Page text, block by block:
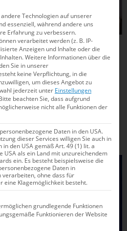
So viel kosten die
in Singapur im Sommer
mit über 2.500 Athleten
hier alle
lerne auch...
Technologien auf unserer
essenziell, während andere uns
Erfahrung zu verbessern.
verarbeitet werden (z. B. IP-
Anzeigen und Inhalte oder die
Weitere Informationen über die
Sie in unserer
keine Verpflichtung, in die
um dieses Angebot zu
jederzeit unter Einstellungen
beachten Sie, dass aufgrund
nicht alle Funktionen der
Daten in den USA.
dieser Services willigen Sie auch in
den USA gemäß Art. 49 (1) lit. a
USA als ein Land mit unzureichendem
ein. Es besteht beispielsweise die
Daten in
ohne dass für
eine Klagemöglichkeit besteht.
Service-Gruppen, für die
grundlegende Funktionen
Funktionieren der Website